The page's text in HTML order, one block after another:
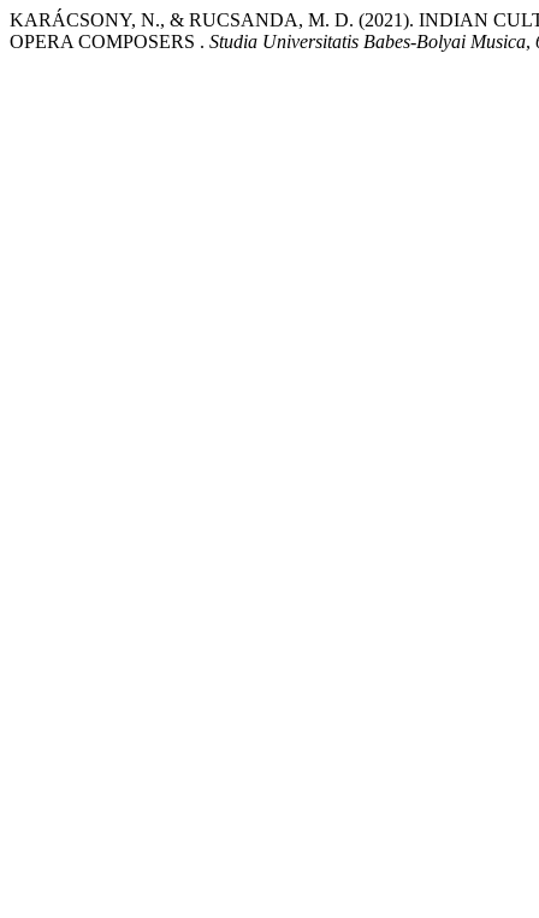
KARÁCSONY, N., & RUCSANDA, M. D. (2021). INDIAN
OPERA COMPOSERS . Studia Universitatis Babes-Bolyai Musica,